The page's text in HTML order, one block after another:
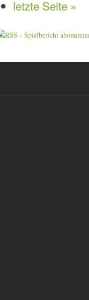
letzte Seite »